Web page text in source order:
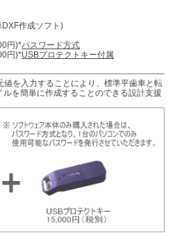
作成ソフト)
円)*パスワード方式
円)*USBプロテクトキー付属
値を入力することにより、標準平歯車と転
を簡単に作成することのできる設計支援